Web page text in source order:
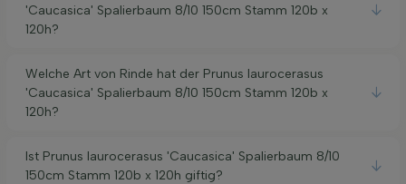
'Caucasica' Spalierbaum 8/10 150cm Stamm 120b x
120h?
Welche Art von Rinde hat der Prunus laurocerasus
'Caucasica' Spalierbaum 8/10 150cm Stamm 120b x
120h?
Ist Prunus laurocerasus 'Caucasica' Spalierbaum 8/10
150cm Stamm 120b x 120h giftig?